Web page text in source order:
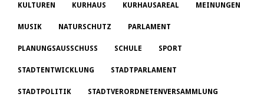
KULTUREN KURHAUS KURHAUSAREAL MEINUNGEN
MUSIK NATURSCHUTZ PARLAMENT
PLANUNGSAUSSCHUSS SCHULE SPORT
STADTENTWICKLUNG STADTPARLAMENT
STADTPOLITIK STADTVERORDNETENVERSAMMLUNG